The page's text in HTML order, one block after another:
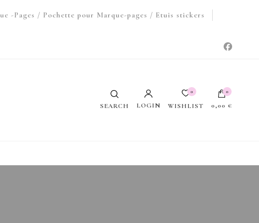
-Pages / Pochette pour Marque-pages / Etuis stickers
SEARCH LOGIN
0
WISHLIST
0
0,00 €